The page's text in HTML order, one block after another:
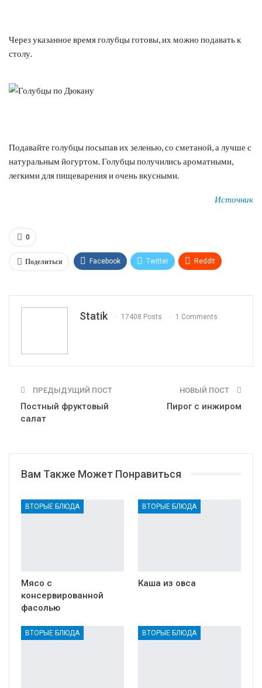
Через указанное время голубцы готовы, их можно подавать к
столу.
Подавайте голубцы посыпав их зеленью, со сметаной, а лучше с
натуральным йогуртом. Голубцы получились ароматными,
легкими для пищеварения и очень вкусными.
Источник
0
Поделиться Facebook Twitter ReddIt
Statik 17408 Posts 1 Comments
ПРЕДЫДУЩИЙ ПОСТ
Постный фруктовый
салат
НОВЫЙ ПОСТ
Пирог с инжиром
Вам Также Может Понравиться
ВТОРЫЕ БЛЮДА
Мясо с
консервированной
фасолью
ВТОРЫЕ БЛЮДА
Каша из овса
ВТОРЫЕ БЛЮДА ВТОРЫЕ БЛЮДА